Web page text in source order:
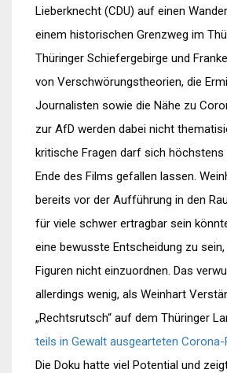
Lieberknecht (CDU) auf einen
einem historischen Grenzweg im
Thüringer Schiefergebirge und
von Verschwörungstheorien, die
Journalisten sowie die Nähe zu
zur AfD werden dabei nicht
kritische Fragen darf sich höchstens
Ende des Films gefallen lassen.
bereits vor der Aufführung in den
für viele schwer ertragbar sein
eine bewusste Entscheidung zu
Figuren nicht einzuordnen. Das
allerdings wenig, als Weinhart
„Rechtsrutsch“ auf dem Thüringer
teils in Gewalt ausgearteten
Die Doku hatte viel Potential und